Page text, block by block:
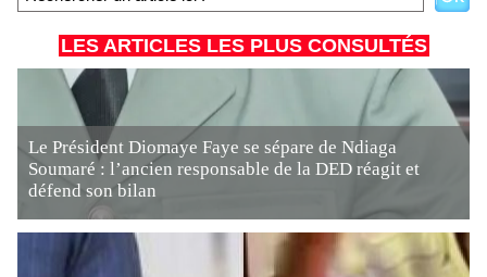
LES ARTICLES LES PLUS CONSULTÉS
Le Président Diomaye Faye se sépare de Ndiaga
Soumaré : l’ancien responsable de la DED réagit et
défend son bilan